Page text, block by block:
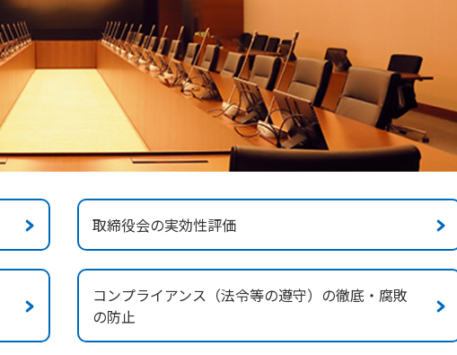
取締役会の実効性評価
コンプライアンス（法令等の遵守）の徹底・腐敗
の防止